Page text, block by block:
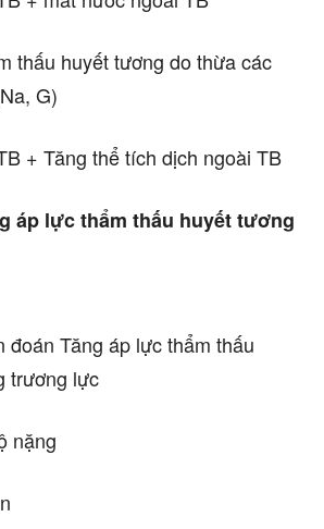
thấu huyết tương do thừa các
G)
+ Tăng thể tích dịch ngoài TB
áp lực thẩm thấu huyết tương
đoán Tăng áp lực thẩm thấu
trương lực
nặng